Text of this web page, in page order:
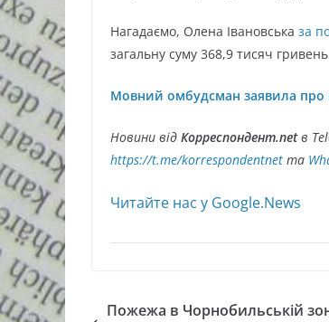
Нагадаємо, Олена Івановська за
загальну суму 368,9 тисяч
Мовний омбудсман заявила про
Новини від Корреспондент.netв
https://t.me/korrespondentnet та
Читайте нас у Google.News
Пожежа в Чорнобильській